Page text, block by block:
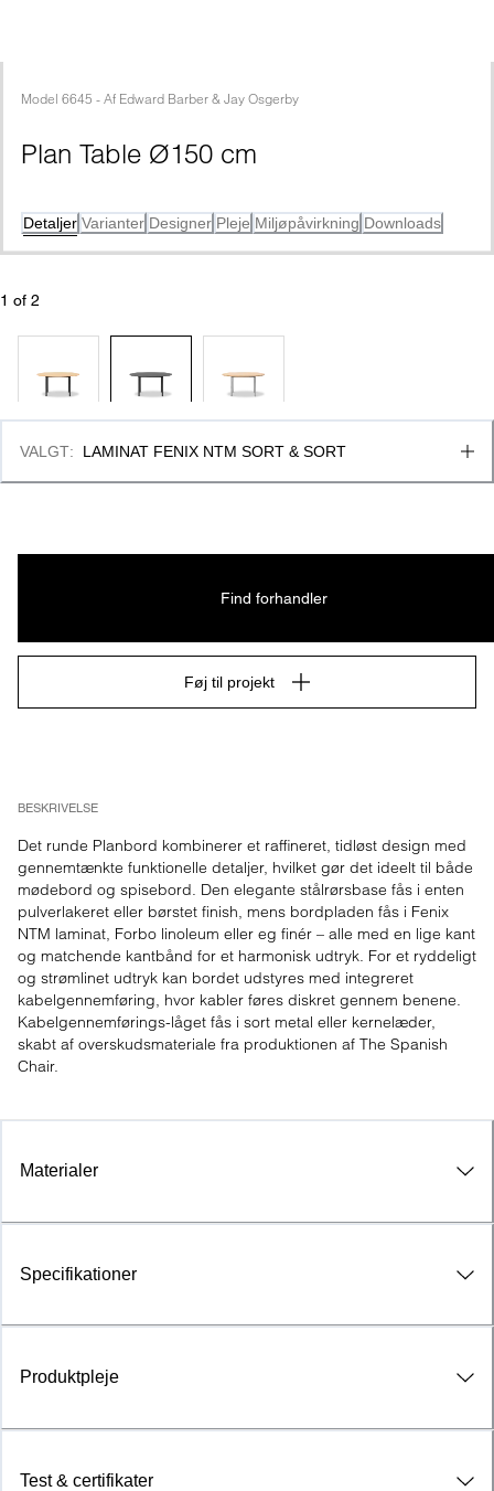
Model 6645 - Af Edward Barber & Jay Osgerby
Plan Table Ø150 cm
Detaljer Varianter Designer Pleje Miljøpåvirkning Downloads
1 of 2
BESKRIVELSE
Det runde Planbord kombinerer et raffineret, tidløst design med
gennemtænkte funktionelle detaljer, hvilket gør det ideelt til både
mødebord og spisebord. Den elegante stålrørsbase fås i enten
pulverlakeret eller børstet finish, mens bordpladen fås i Fenix
NTM laminat, Forbo linoleum eller eg finér – alle med en lige kant
og matchende kantbånd for et harmonisk udtryk. For et ryddeligt
og strømlinet udtryk kan bordet udstyres med integreret
kabelgennemføring, hvor kabler føres diskret gennem benene.
Kabelgennemførings-låget fås i sort metal eller kernelæder,
skabt af overskudsmateriale fra produktionen af The Spanish
Chair.
VALGT: LAMINAT FENIX NTM SORT & SORT
Find forhandler
Føj til projekt
Materialer
Specifikationer
Produktpleje
Test & certifikater